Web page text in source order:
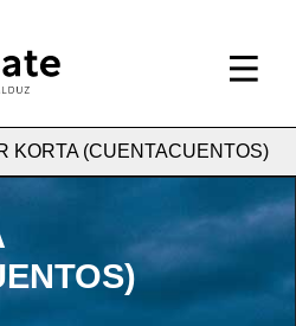
KORTA (CUENTACUENTOS)